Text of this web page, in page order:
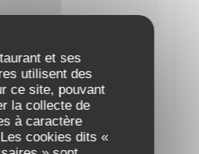
et ses
utilisent des
ce site, pouvant
la collecte de
à caractère
cookies dits «
Sera
La Clientèle
Martin, un des célèbres